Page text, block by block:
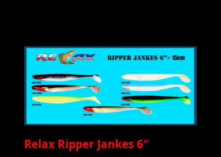
Relax Ripper Jankes 6″